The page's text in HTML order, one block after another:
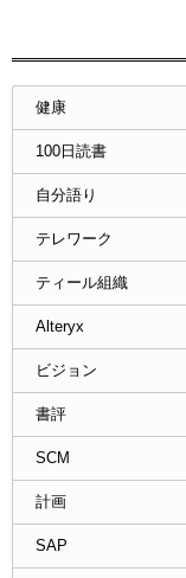
健康
100日読書
自分語り
テレワーク
ティール組織
Alteryx
ビジョン
書評
SCM
計画
SAP